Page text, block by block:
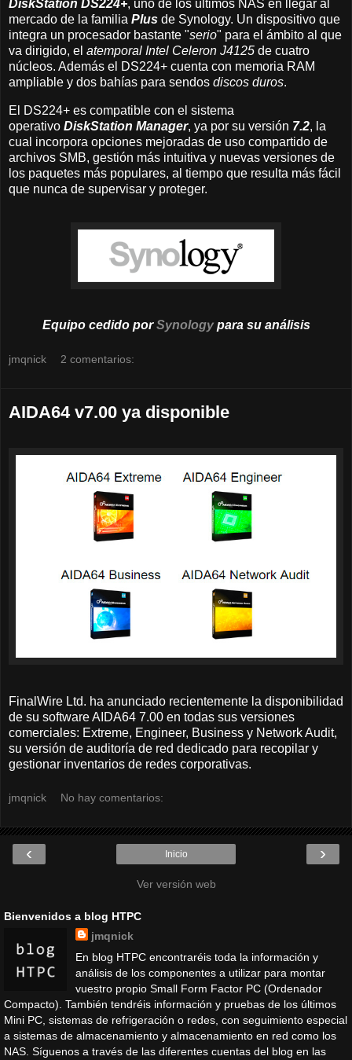
DiskStation DS224+, uno de los últimos NAS en llegar al
mercado de la familia Plus de Synology. Un dispositivo que
integra un procesador bastante "serio" para el ámbito al que
va dirigido, el atemporal Intel Celeron J4125 de cuatro
núcleos. Además el DS224+ cuenta con memoria RAM
ampliable y dos bahías para sendos discos duros.
El DS224+ es compatible con el sistema
operativo DiskStation Manager, ya por su versión 7.2, la
cual incorpora opciones mejoradas de uso compartido de
archivos SMB, gestión más intuitiva y nuevas versiones de
los paquetes más populares, al tiempo que resulta más fácil
que nunca de supervisar y proteger.
Equipo cedido porSynologypara su análisis
jmqnick 2 comentarios:
AIDA64 v7.00 ya disponible
FinalWire Ltd. ha anunciado recientemente la disponibilidad
de su software AIDA64 7.00 en todas sus versiones
comerciales: Extreme, Engineer, Business y Network Audit,
su versión de auditoría de red dedicado para recopilar y
gestionar inventarios de redes corporativas.
jmqnick No hay comentarios:
‹ ›
Inicio
Ver versión web
Bienvenidos a blog HTPC
jmqnick
En blog HTPC encontraréis toda la información y
análisis de los componentes a utilizar para montar
vuestro propio Small Form Factor PC (Ordenador
Compacto). También tendréis información y pruebas de los últimos
Mini PC, sistemas de refrigeración o redes, con seguimiento especial
a sistemas de almacenamiento y almacenamiento en red como los
NAS. Síguenos a través de las diferentes cuentas del blog en las